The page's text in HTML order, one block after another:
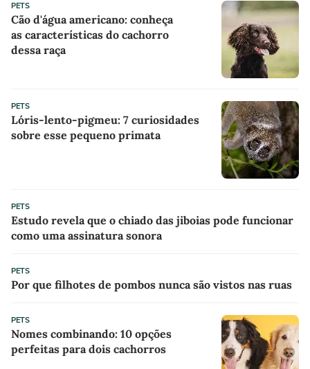
PETS
Cão d'água americano: conheça
as características do cachorro
dessa raça
PETS
Lóris-lento-pigmeu: 7 curiosidades
sobre esse pequeno primata
PETS
Estudo revela que o chiado das jiboias pode funcionar
como uma assinatura sonora
PETS
Por que filhotes de pombos nunca são vistos nas ruas
PETS
Nomes combinando: 10 opções
perfeitas para dois cachorros